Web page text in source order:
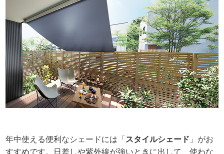
年中使える便利なシェードには「 スタイルシェード 」がお
すすめです。日差しや紫外線が強いときに出して、使わな